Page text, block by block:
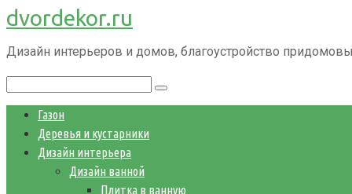
Перейти
к
контенту
dvordekor.ru
Дизайн интерьеров и домов, благоустройство
Газон
Деревья и кустарники
Дизайн интерьера
Дизайн ванной
Плитка в ванную